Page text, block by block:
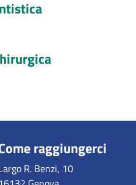
raggiungerci
R. Benzi, 10